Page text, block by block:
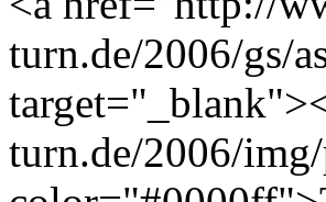
turn.de/2006/gs/
turn.de/2006/